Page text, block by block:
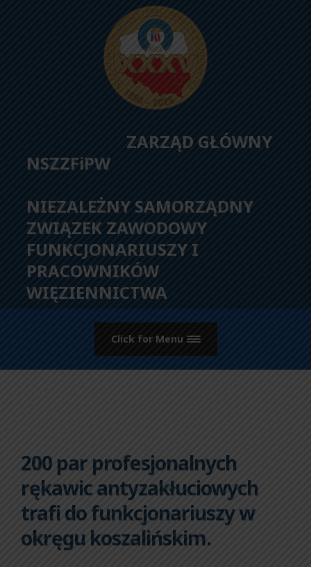
ZARZĄD GŁÓWNY
NSZZFiPW
NIEZALEŻNY SAMORZĄDNY
ZWIĄZEK ZAWODOWY
FUNKCJONARIUSZY I
PRACOWNIKÓW
WIĘZIENNICTWA
Click for Menu
200 par profesjonalnych
rękawic antyzakłuciowych
trafi do funkcjonariuszy w
okręgu koszalińskim.